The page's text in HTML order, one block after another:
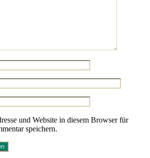
und Website in diesem Browser für
speichern.